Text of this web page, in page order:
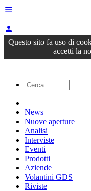
menu
person
Questo sito fa uso di
accetti la
News
Nuove aperture
Analisi
Interviste
Eventi
Prodotti
Aziende
Volantini GDS
Riviste